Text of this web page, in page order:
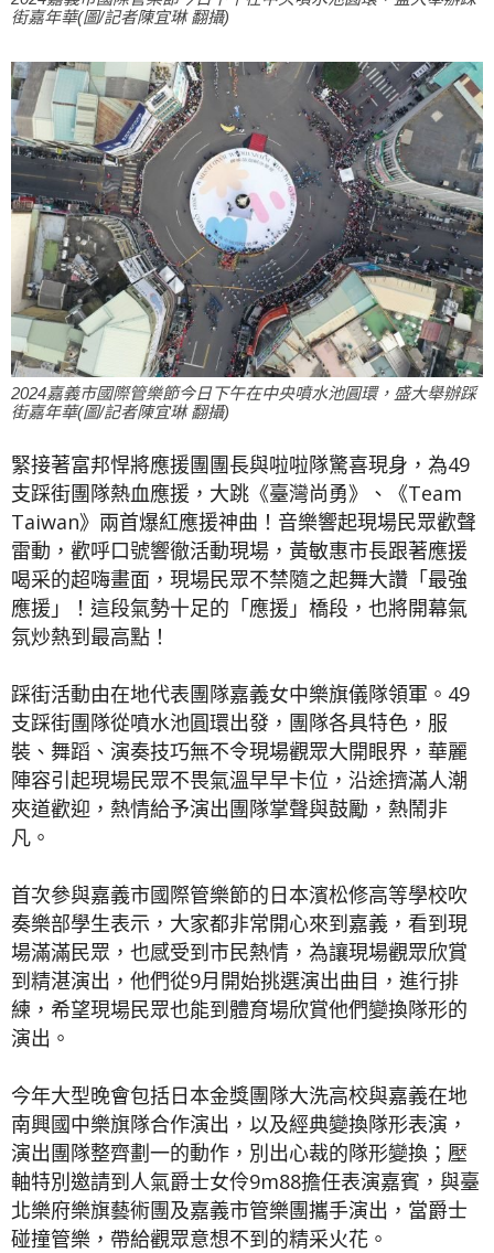
街嘉年華(圖/記者陳宜琳 翻攝)
2024嘉義市國際管樂節今日下午在中央噴水池圓環，盛大舉辦踩
街嘉年華(圖/記者陳宜琳 翻攝)
緊接著富邦悍將應援團團長與啦啦隊驚喜現身，為49
支踩街團隊熱血應援，大跳《臺灣尚勇》、《Team
Taiwan》兩首爆紅應援神曲！音樂響起現場民眾歡聲
雷動，歡呼口號響徹活動現場，黃敏惠市長跟著應援
喝采的超嗨畫面，現場民眾不禁隨之起舞大讚「最強
應援」！這段氣勢十足的「應援」橋段，也將開幕氣
氛炒熱到最高點！
踩街活動由在地代表團隊嘉義女中樂旗儀隊領軍。49
支踩街團隊從噴水池圓環出發，團隊各具特色，服
裝、舞蹈、演奏技巧無不令現場觀眾大開眼界，華麗
陣容引起現場民眾不畏氣溫早早卡位，沿途擠滿人潮
夾道歡迎，熱情給予演出團隊掌聲與鼓勵，熱鬧非
凡。
首次參與嘉義市國際管樂節的日本濱松修高等學校吹
奏樂部學生表示，大家都非常開心來到嘉義，看到現
場滿滿民眾，也感受到市民熱情，為讓現場觀眾欣賞
到精湛演出，他們從9月開始挑選演出曲目，進行排
練，希望現場民眾也能到體育場欣賞他們變換隊形的
演出。
今年大型晚會包括日本金獎團隊大洗高校與嘉義在地
南興國中樂旗隊合作演出，以及經典變換隊形表演，
演出團隊整齊劃一的動作，別出心裁的隊形變換；壓
軸特別邀請到人氣爵士女伶9m88擔任表演嘉賓，與臺
北樂府樂旗藝術團及嘉義市管樂團攜手演出，當爵士
碰撞管樂，帶給觀眾意想不到的精采火花。